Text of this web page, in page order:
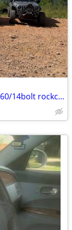
2007 Jeep Wrangler unlimted Rubicon 60/14bolt rockcrawler